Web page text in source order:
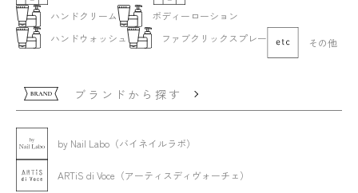
ハンドクリーム
ボディーローション
ハンドウォッシュ
ファブクリックスプレー その他
ブランドから探す
by Nail Labo（バイネイルラボ）
ARTiS di Voce（アーティスディヴォーチェ）